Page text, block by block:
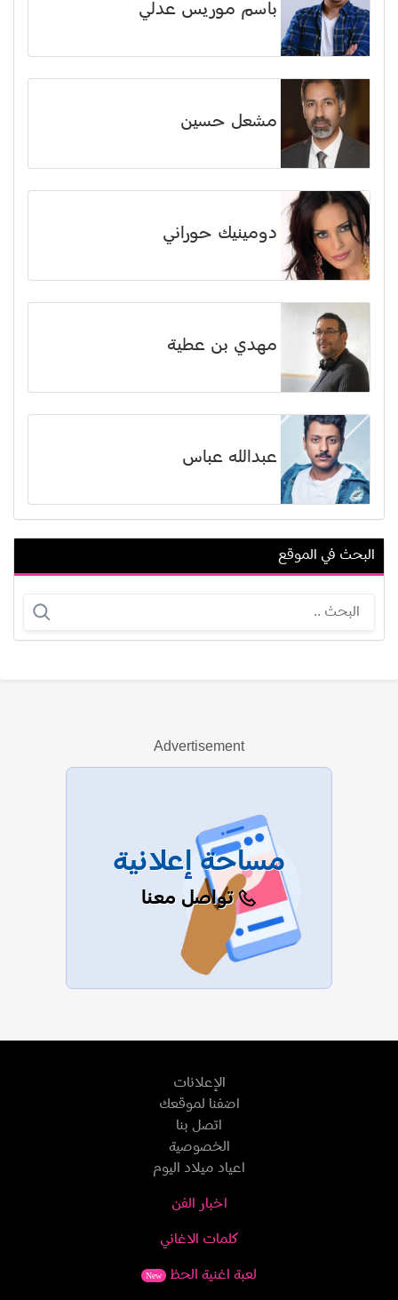
باسم موريس عدلي
مشعل حسين
دومينيك حوراني
مهدي بن عطية
عبدالله عباس
عمرو واكد
عرض الكل
البحث في الموقع
Advertisement
مساحة إعلانية
تواصل معنا
الإعلانات
اضفنا لموقعك
اتصل بنا
الخصوصية
اعياد ميلاد اليوم
اخبار الفن
كلمات الاغاني
لعبة اغنية الحظ New